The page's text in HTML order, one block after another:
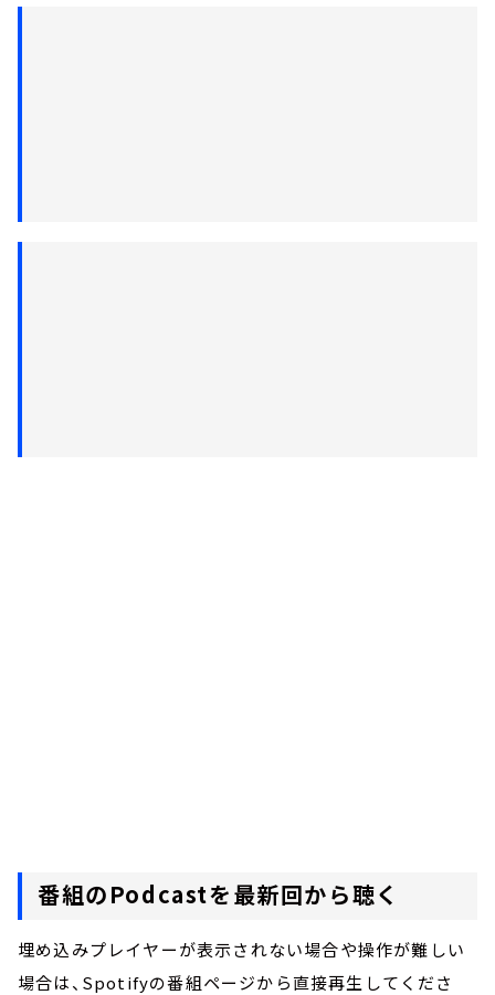
番組のPodcastを最新回から聴く
埋め込みプレイヤーが表示されない場合や操作が難しい
場合は、Spotifyの番組ページから直接再生してくださ